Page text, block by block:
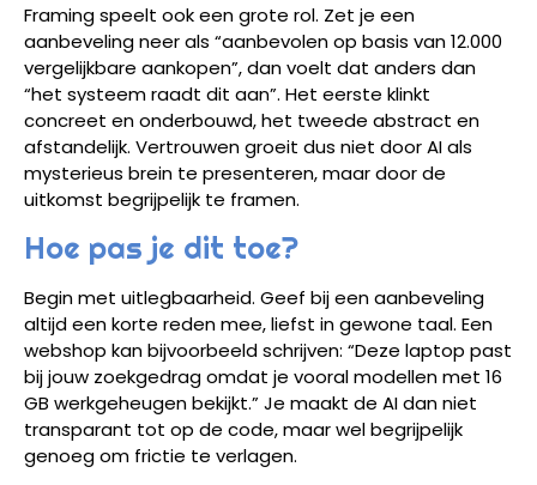
Framing speelt ook een grote rol. Zet je een
aanbeveling neer als “aanbevolen op basis van 12.000
vergelijkbare aankopen”, dan voelt dat anders dan
“het systeem raadt dit aan”. Het eerste klinkt
concreet en onderbouwd, het tweede abstract en
afstandelijk. Vertrouwen groeit dus niet door AI als
mysterieus brein te presenteren, maar door de
uitkomst begrijpelijk te framen.
Hoe pas je dit toe?
Begin met uitlegbaarheid. Geef bij een aanbeveling
altijd een korte reden mee, liefst in gewone taal. Een
webshop kan bijvoorbeeld schrijven: “Deze laptop past
bij jouw zoekgedrag omdat je vooral modellen met 16
GB werkgeheugen bekijkt.” Je maakt de AI dan niet
transparant tot op de code, maar wel begrijpelijk
genoeg om frictie te verlagen.